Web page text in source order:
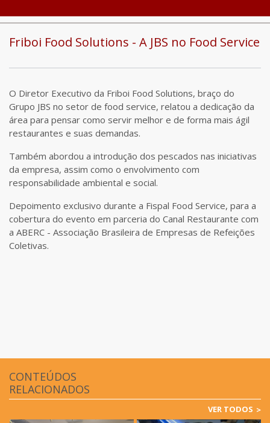
NOTICIÁRIO DESTAQUES DO MÊS EVENTOS
Friboi Food Solutions - A JBS no Food Service
O Diretor Executivo da Friboi Food Solutions, braço do
Grupo JBS no setor de food service, relatou a dedicação da
área para pensar como servir melhor e de forma mais ágil
restaurantes e suas demandas.
Também abordou a introdução dos pescados nas iniciativas
da empresa, assim como o envolvimento com
responsabilidade ambiental e social.
Depoimento exclusivo durante a Fispal Food Service, para a
cobertura do evento em parceria do Canal Restaurante com
a ABERC - Associação Brasileira de Empresas de Refeições
Coletivas.
CONTEÚDOS
RELACIONADOS
VER TODOS